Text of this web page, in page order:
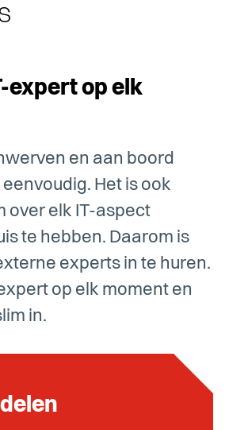
expert op elk
en aan boord
Het is ook
over elk IT-aspect
te hebben. Daarom is
experts in te huren.
op elk moment en
in.